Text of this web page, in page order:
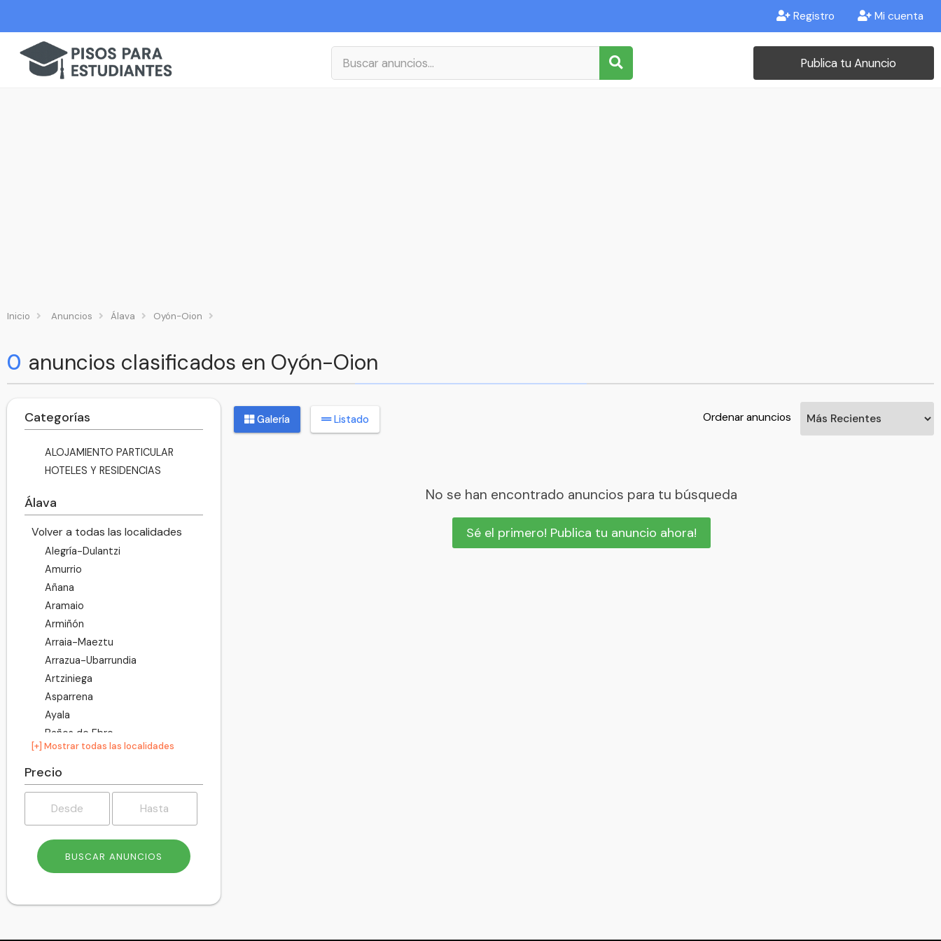
Registro Mi cuenta
Publica tu Anuncio
Inicio Anuncios Álava Oyón-Oion
0 anuncios clasificados en Oyón-Oion
Categorías
ALOJAMIENTO PARTICULAR
HOTELES Y RESIDENCIAS
Álava
Volver a todas las localidades
Alegría-Dulantzi
Amurrio
Añana
Aramaio
Armiñón
Arraia-Maeztu
Arrazua-Ubarrundia
Artziniega
Asparrena
Ayala
Baños de Ebro
Barrundia
Berantevilla
Bernedo
Campezo
Elburgo
Elciego
Elvillar
[+] Mostrar todas las localidades
Precio
Galería Listado Ordenar anuncios
No se han encontrado anuncios para tu búsqueda
Sé el primero! Publica tu anuncio ahora!